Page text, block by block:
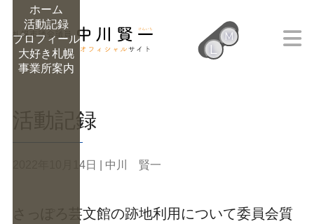
M
L
ホーム
活動記録
プロフィール
大好き札幌
事業所案内
活動記録
2022年10月14日 | 中川 賢一
さっぽろ芸文館の跡地利用について委員会質